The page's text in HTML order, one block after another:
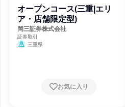
オープンコース(三重|エリ
ア・店舗限定型)
岡三証券株式会社
証券取引
三重県
お気に入り